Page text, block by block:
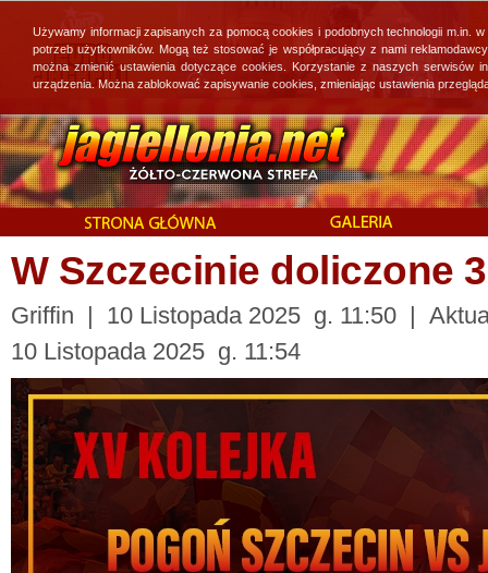
W Szczecinie doliczone
Griffin | 10 Listopada 2025 g. 11:50 |
10 Listopada 2025 g. 11:54
Używamy informacji zapisanych za pomocą cookies i podobnych technologii
potrzeb użytkowników. Mogą też stosować je współpracujący z nami
można zmienić ustawienia dotyczące cookies. Korzystanie z naszych
urządzenia. Można zablokować zapisywanie cookies, zmieniając ustawienia